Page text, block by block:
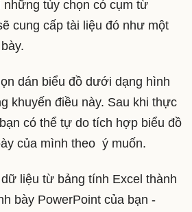
những tùy chọn có cụm từ
cung cấp tài liệu đó như một
dán biểu đồ dưới dạng hình
khuyến điều này. Sau khi thực
có thể tự do tích hợp biểu đồ
của mình theo ý muốn.
liệu từ bảng tính Excel thành
bày PowerPoint của bạn -